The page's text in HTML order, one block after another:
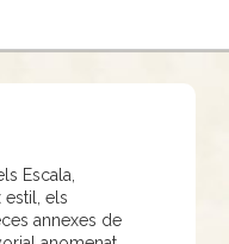
Escala,
estil, els
annexes de